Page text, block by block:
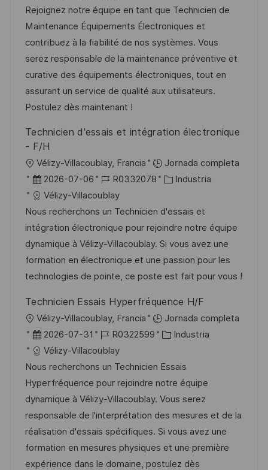
c
a
c
i
ó
n
c
h
a
d
e
p
u
l
a
c
n
d
e
e
m
p
l
e
t
e
g
o
r
í
Rejoignez notre équipe en tant que Technicien de
Maintenance Équipements Électroniques et
contribuez à la fiabilité de nos systèmes. Vous
serez responsable de la maintenance préventive et
curative des équipements électroniques, tout en
assurant un service de qualité aux utilisateurs.
Postulez dès maintenant !
Technicien d'essais et intégration électronique
- F/H
U
b
c
a
c
i
ó
Vélizy-Villacoublay, Francia
Jornada completa
F
e
c
h
a
d
e
u
b
l
c
a
c
i
ó
n
2026-07-06
I
D
d
e
e
m
p
e
o
R0332078
C
t
e
g
o
r
a
Industria
Vélizy-Villacoublay
Nous recherchons un Technicien d'essais et
intégration électronique pour rejoindre notre équipe
dynamique à Vélizy-Villacoublay. Si vous avez une
formation en électronique et une passion pour les
technologies de pointe, ce poste est fait pour vous !
Technicien Essais Hyperfréquence H/F
U
b
c
a
c
i
ó
n
Vélizy-Villacoublay, Francia
Jornada completa
F
e
c
h
a
d
e
p
u
2026-07-31
I
D
d
e
e
m
p
l
e
R0322599
C
t
e
g
o
r
a
Industria
Vélizy-Villacoublay
Nous recherchons un Technicien Essais
Hyperfréquence pour rejoindre notre équipe
dynamique à Vélizy-Villacoublay. Vous serez
responsable de l'interprétation des mesures et de la
réalisation d'essais spécifiques. Si vous avez une
formation en mesures physiques et une première
expérience dans le domaine, postulez dès